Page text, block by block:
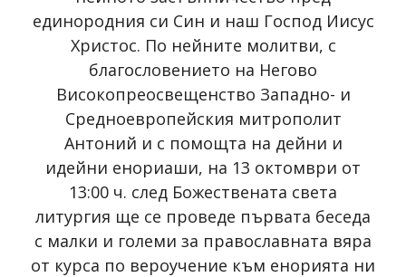
единородния си Син и наш Господ Иисус
Христос. По нейните молитви, с
благословението на Негово
Високопреосвещенство Западно- и
Средноевропейския митрополит
Антоний и с помощта на дейни и
идейни енориаши, на 13 октомври от
13:00 ч. след Божествената света
литургия ще се проведе първата беседа
с малки и големи за православната вяра
от курса по вероучение към енорията ни